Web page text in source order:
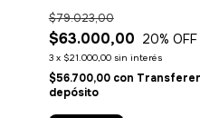
$63.000,00
$79.023,00
20% OFF
3 x $21.000,00 sin interés
$56.700,00 con
depósito